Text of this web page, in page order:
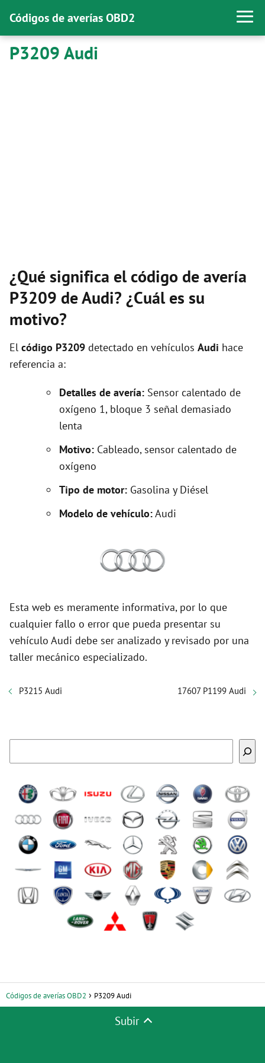
Códigos de averías OBD2
P3209 Audi
¿Qué significa el código de avería
P3209 de Audi? ¿Cuál es su
motivo?
El código P3209 detectado en vehículos Audi hace
referencia a:
Detalles de avería: Sensor calentado de
oxígeno 1, bloque 3 señal demasiado
lenta
Motivo: Cableado, sensor calentado de
oxígeno
Tipo de motor: Gasolina y Diésel
Modelo de vehículo:Audi
Esta web es meramente informativa, por lo que
cualquier fallo o error que pueda presentar su
vehículo Audi debe ser analizado y revisado por una
taller mecánico especializado.
P3215 Audi 17607 P1199 Audi
Códigos de averías OBD2 P3209 Audi
Subir